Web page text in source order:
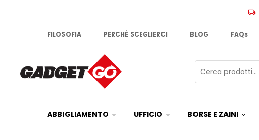
FILOSOFIA PERCHÈ SCEGLIERCI BLOG FAQs
ABBIGLIAMENTO UFFICIO BORSE E ZAINI